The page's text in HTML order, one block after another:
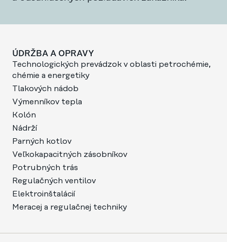
ÚDRŽBA A OPRAVY
Technologických prevádzok v oblasti petrochémie,
chémie a energetiky
Tlakových nádob
Výmenníkov tepla
Kolón
Nádrží
Parných kotlov
Veľkokapacitných zásobníkov
Potrubných trás
Regulačných ventilov
Elektroinštalácií
Meracej a regulačnej techniky